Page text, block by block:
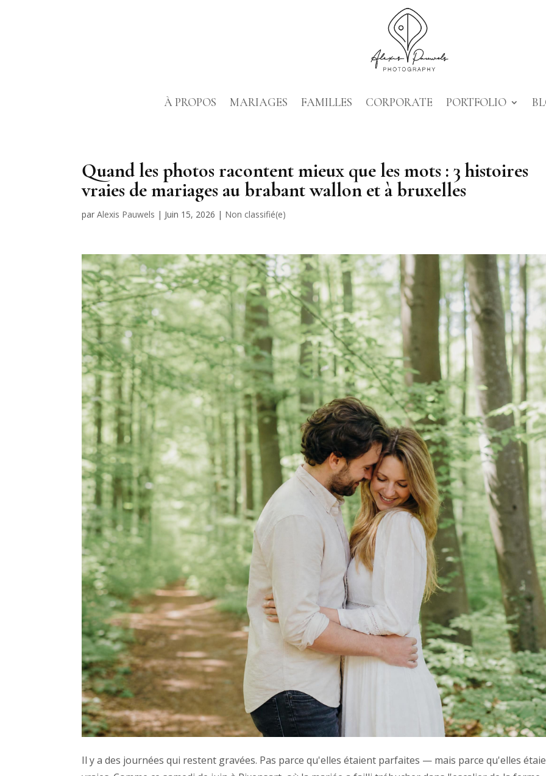
À PROPOS MARIAGES FAMILLES CORPORATE PORTFOLIO
Quand les photos racontent mieux que les mots : 3 histoires
vraies de mariages au brabant wallon et à bruxelles
parAlexis Pauwels | Juin 15, 2026 | Non classifié(e)
Il y a des journées qui restent gravées. Pas parce qu'elles étaient parfaites — mais parce qu'elles